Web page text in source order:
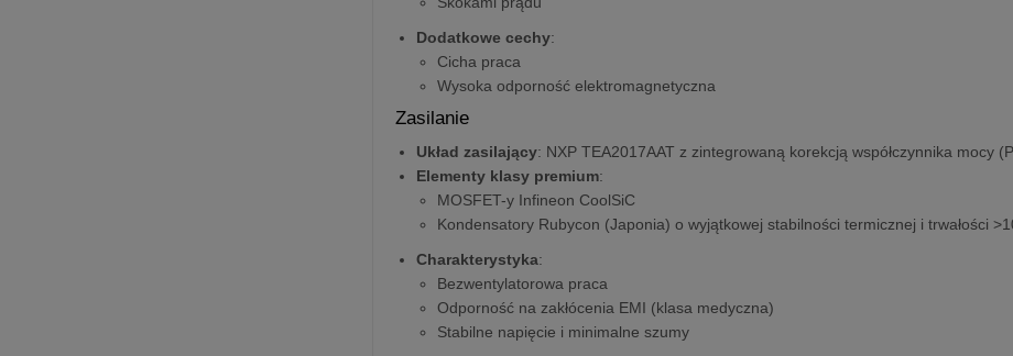
Dodatkowe cechy:
Cicha praca
Wysoka odporność elektromagnetyczna
Zasilanie
Układ zasilający: NXP TEA2017AAT z zintegrowaną korekcją współczynnika mocy
Elementy klasy premium:
MOSFET-y Infineon CoolSiC
Kondensatory Rubycon (Japonia) o wyjątkowej stabilności termicznej i trwałości
Charakterystyka:
Bezwentylatorowa praca
Odporność na zakłócenia EMI (klasa medyczna)
Stabilne napięcie i minimalne szumy